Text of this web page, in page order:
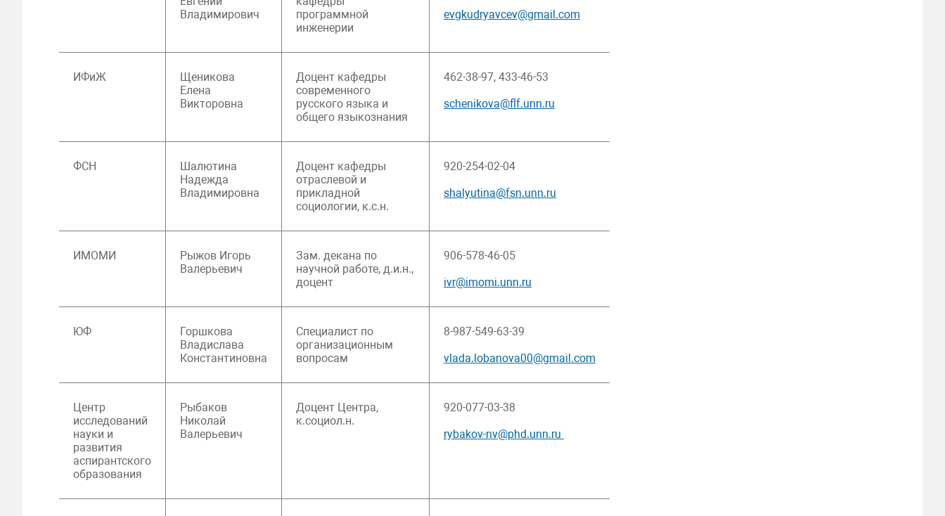
Владимирович
программной
инженерии
evgkudryavcev@gmail.com
ИФиЖ
Щеникова
Елена
Викторовна
Доцент кафедры
современного
русского языка и
общего языкознания
462-38-97, 433-46-53
schenikova@flf.unn.ru
ФСН
Шалютина
Надежда
Владимировна
Доцент кафедры
отраслевой и
прикладной
социологии, к.с.н.
920-254-02-04
shalyutina@fsn.unn.ru
ИМОМИ
Рыжов Игорь
Валерьевич
Зам. декана по
научной работе, д.и.н.,
доцент
906-578-46-05
ivr@imomi.unn.ru
ЮФ
Горшкова
Владислава
Константиновна
Специалист по
организационным
вопросам
8-987-549-63-39
vlada.lobanova00@gmail.com
Центр
исследований
науки и
развития
аспирантского
образования
Рыбаков
Николай
Валерьевич
Доцент Центра,
к.социол.н.
920-077-03-38
rybakov-nv@phd.unn.ru